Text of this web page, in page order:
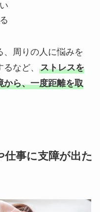
、周りの人に悩みを
など、
ストレスを
から、一度距離を取
仕事に支障が出た